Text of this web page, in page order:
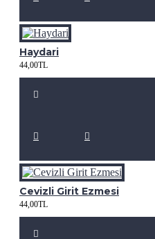
Haydari
44,00TL
Cevizli Girit Ezmesi
44,00TL